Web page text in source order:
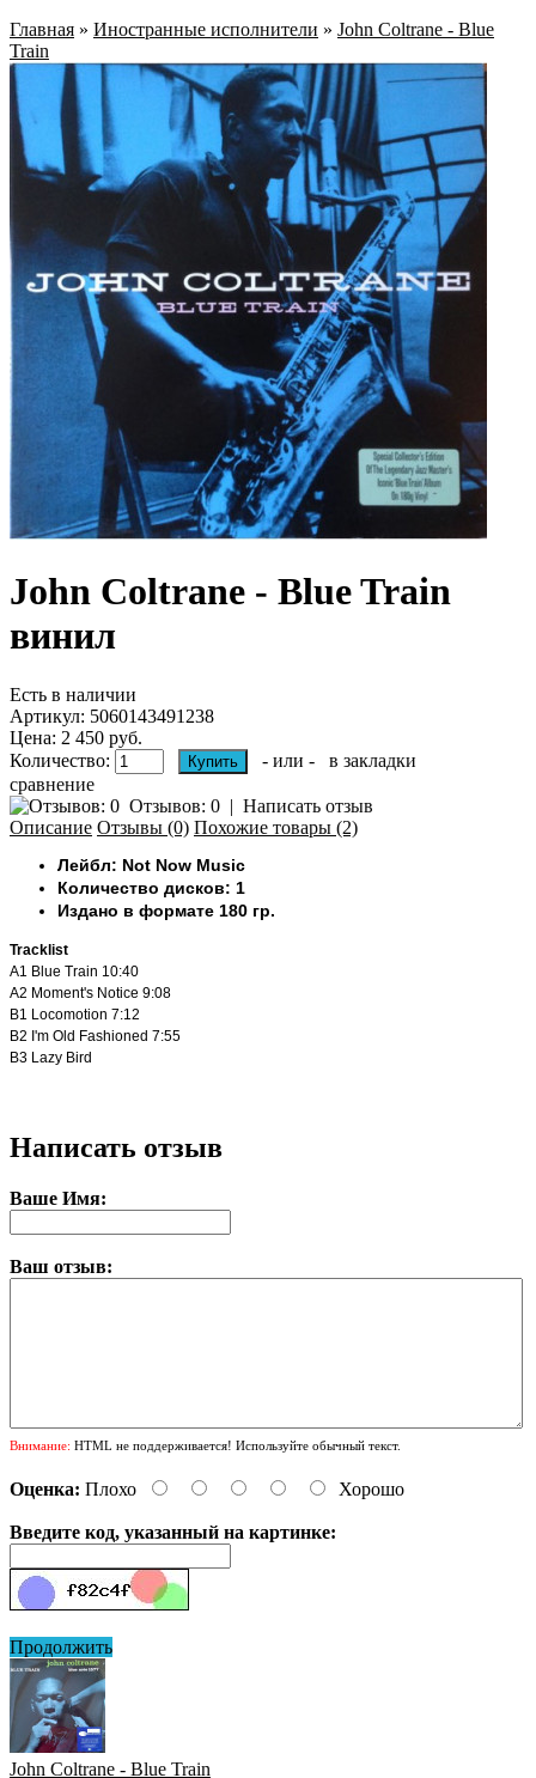
Главная » Иностранные исполнители » John Coltrane - Blue
Train
John Coltrane - Blue Train
винил
Есть в наличии
Артикул: 5060143491238
Цена: 2 450 руб.
Количество:
- или -
в закладки
сравнение
Отзывов: 0 | Написать отзыв
Описание Отзывы (0) Похожие товары (2)
Лейбл: Not Now Music
Количество дисков: 1
Издано в формате 180 гр.
Tracklist
A1 Blue Train 10:40
A2 Moment's Notice 9:08
B1 Locomotion 7:12
B2 I'm Old Fashioned 7:55
B3 Lazy Bird
Написать отзыв
Ваше Имя:
Ваш отзыв:
Внимание: HTML не поддерживается! Используйте обычный текст.
Оценка: Плохо Хорошо
Введите код, указанный на картинке:
Продолжить
John Coltrane - Blue Train